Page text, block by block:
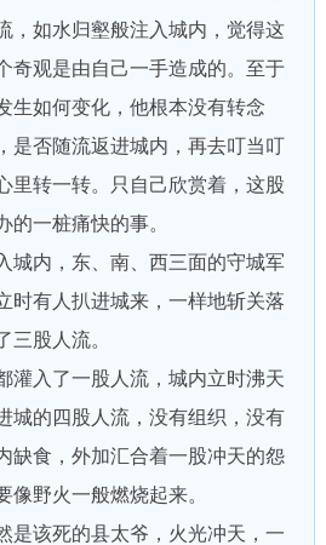
，如水归壑般注入城内，觉得这
奇观是由自己一手造成的。至于
生如何变化，他根本没有转念
是否随流返进城内，再去叮当叮
里转一转。只自己欣赏着，这股
的一桩痛快的事。
内，东、南、西三面的守城军
时有人扒进城来，一样地斩关落
三股人流。
入了一股人流，城内立时沸天
城的四股人流，没有组织，没有
缺食，外加汇合着一股冲天的怨
像野火一般燃烧起来。
该死的县太爷，火光冲天，一